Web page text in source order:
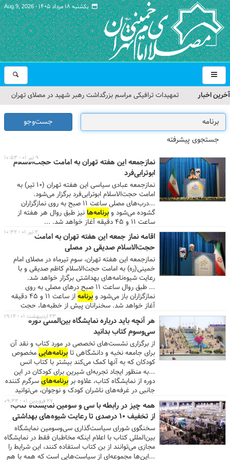
یکشنبه ۱۸ مرداد ۱۴۰۵ - Aug 9, 2026
آخرین اخبار
تمهیدات ترافیکی مراسم بزرگداشت رهبر شهید در مصلای تهران
اعلام شد
حجت‌الاسلام حاج علی‌اکبری؛ خطیب این هفته نماز جمعه تهران
معظم انقلاب
گزارش تصویری| مراسم نماز بر پیکر امام شهید انقلاب اسلامی ایران
گزارش تصویری| مراسم بزرگداشت آقای شهید ایران
جست‌وجو
جستجوی پیشرفته
نمازجمعه این هفته تهران به امامت حجت‌الاسلام
ابوترابی‌فرد
نمازجمعه عبادی سیاسی این هفته تهران (۱۰ تیر) به
امامت حجت‌الاسلام ابوترابی‌فرد برگزار می‌شود.
...درب‌های مصلی ساعت ۱۱ صبح به روی نمازگزاران
گشوده می‌شود وبرنامه‌هانیز طبق روال هر هفته از
ساعت ۱۱ و ۴۵ دقیقه آغاز خواهد شد. ...
۹ تیر ۰۱ - ۱۰:۵۳
اقامه نماز جمعه این هفته تهران به امامت
حجت‌الاسلام صدیقی در مصلی
نمازجمعه این هفته تهران، سوم تیرماه در مصلای امام
خمینی(ره) به امامت حجت‌الاسلام کاظم صدیقی و با
رعایت شیوه‌نامه‌های بهداشتی برگزار خواهد شد.
... طبق روال ساعت ۱۱ صبح درهای مصلی به روی
نمازگزاران باز می‌شود وبرنامه
از ساعت ۱۱ و ۴۵ دقیقه
آغاز خواهد شد. سخنرانان پیش از خطبه‌ها، حجت
الاسلام و المسلمین محمد مصدق معاون اول و رئیس
ستاد بزرگداشت هفته قوه قضائیه و سیدرضا فاطمی
امین وزیر صنعت، معدن و تجارت هستند. ...
۲ تیر ۰۱ - ۱۰:۳۲
هر آنچه باید درباره نمایشگاه بین‌المللی دوره
سی‌وسوم کتاب بدانید
از برگزاری نشست‌های تخصصی در مورد کتاب و نقد آن
برای جامعه نخبه و دانشگاهی تا برنامه‌هاییمخصوص
کودکان که به آنها کمک می‌کند بیشتر با کتاب انس
بگیرند. در این گزارش هر آنچه باید درباره نمایشگاه بین‌
المللی کتاب بدانید را ملاحظه می‌کنید.
...به منظور ایجاد تجربه‌ای شیرین برای کودکان در این
دوره از نمایشگاه کتاب، علاوه بربرنامه‌هایسرگرم کننده
جانبی در غرفه‌های ناشران کودک و نوجوان، می‌توانید
فرزندان خود را به غرفه‌های تفریحی، سرگرمی و آموزشی
مختص کودکان هم بیاورید. در این غرفه‌ها که در اماکن
روباز نمایشگاه برپا شده‌اند برای کودکانبرنامه‌های
شعرخوانی، نقاشی وبرنامه‌هایشاد و هیجان‌ انگیز پیش
بینی شده است. بخش مرکزی مصلای امام خمینی(ره)
دارای ظرفیت پارکینگ محدودی است، بخشی از این
پارکینگ‌ها در اختیار ناشران و غرفه‌داران محترم قرار
۲۳ اردیبهشت ۰۱ - ۱۹:۱۴
همه چیز در رابطه با سی و سومین نمایشگاه کتاب؛
از تخفیف ۱۰ درصدی تا رعایت شیوه‌های بهداشتی
سخنگوی شورای سیاست‌گذاری سی‌وسومین نمایشگاه
بین‌المللی کتاب با اعلام اینکه مخاطبان فقط در نمایشگاه
مجازی می‌توانند از بن کتاب استفاده کنند، این شرایط را
روشی برای برقراری عدالت میان مخاطبان نمایشگاه اعلام
...این‌ها مجموعه‌ای از سیاست‌هایی است که همه با هم
۲۷ فروردین ۰۱ - ۰۹:۳۳